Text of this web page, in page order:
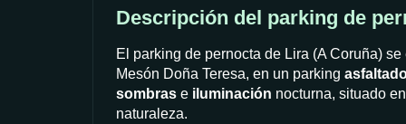
Descripción del parking de
El parking de pernocta de Lira (A Coruña)
Mesón Doña Teresa, en un parking
sombras e iluminación nocturna, situado
naturaleza.